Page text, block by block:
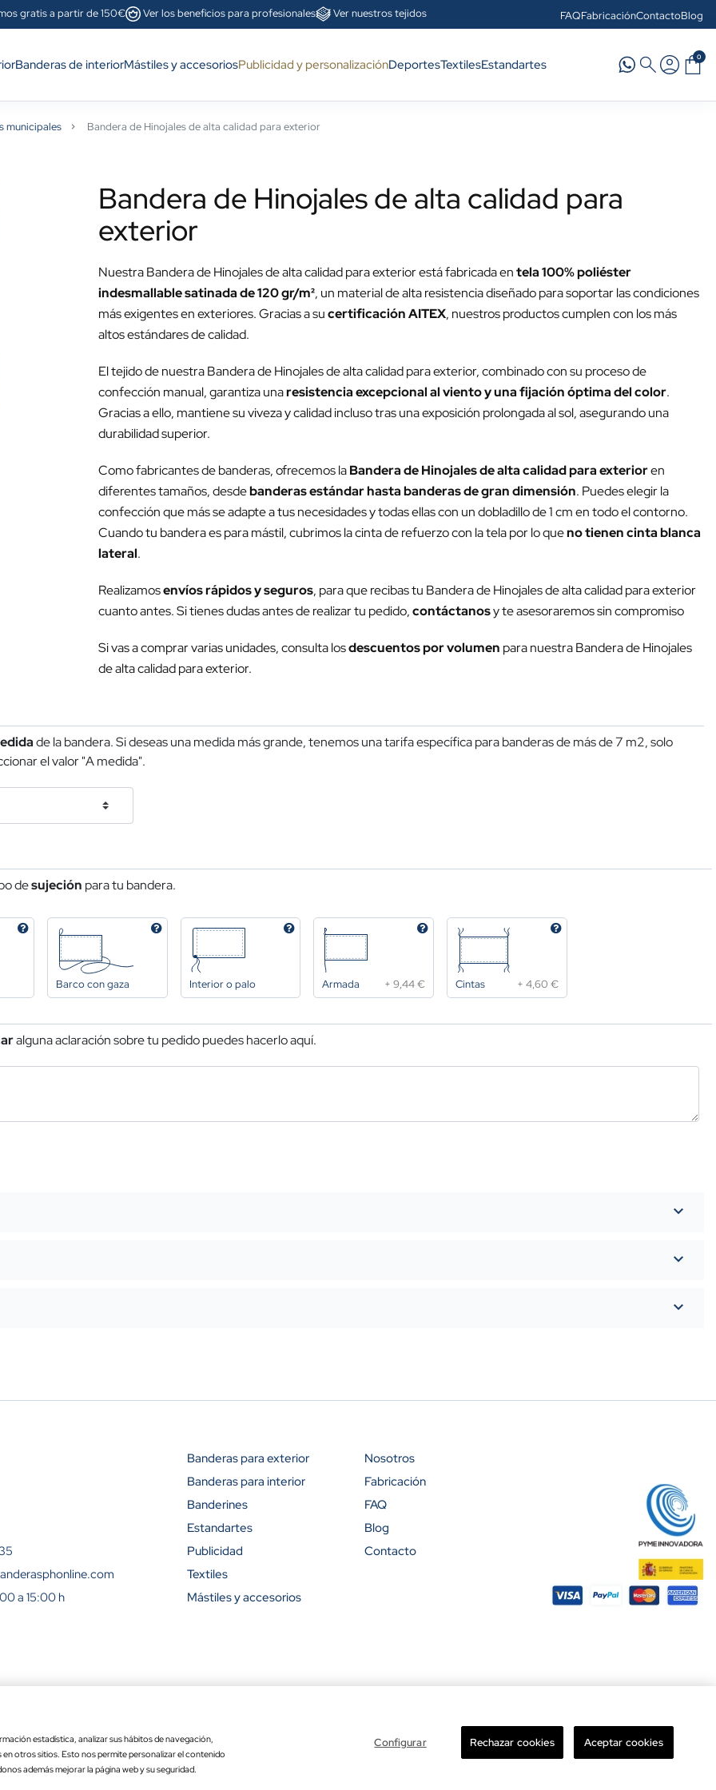
gratis a partir de 150€ Ver los beneficios para profesionales Ver nuestros tejidos FAQFabricaciónContactoBlog
Banderas de interiorMástiles y accesoriosPublicidad y personalizaciónDeportesTextilesEstandartes 0
municipales Bandera de Hinojales de alta calidad para exterior
Bandera de Hinojales de alta calidad para
exterior
Nuestra Bandera de Hinojales de alta calidad para exterior está fabricada entela 100% poliéster
indesmallable satinada de 120 gr/m², un material de alta resistencia diseñado para soportar las condiciones
más exigentes en exteriores. Gracias a sucertificación AITEX, nuestros productos cumplen con los más
altos estándares de calidad.
El tejido de nuestra Bandera de Hinojales de alta calidad para exterior, combinado con su proceso de
confección manual, garantiza unaresistencia excepcional al viento y una fijación óptima del color.
Gracias a ello, mantiene su viveza y calidad incluso tras una exposición prolongada al sol, asegurando una
durabilidad superior.
Como fabricantes de banderas, ofrecemos laBandera de Hinojales de alta calidad para exterioren
diferentes tamaños, desdebanderas estándar hasta banderas de gran dimensión. Puedes elegir la
confección que más se adapte a tus necesidades y todas ellas con un dobladillo de 1 cm en todo el contorno.
Cuando tu bandera es para mástil, cubrimos la cinta de refuerzo con la tela por lo queno tienen cinta blanca
lateral.
Realizamosenvíos rápidos y seguros, para que recibas tu Bandera de Hinojales de alta calidad para exterior
cuanto antes. Si tienes dudas antes de realizar tu pedido,contáctanosy te asesoraremos sin compromiso
Si vas a comprar varias unidades, consulta losdescuentos por volumen para nuestra Bandera de Hinojales
de alta calidad para exterior.
de la bandera. Si deseas una medida más grande, tenemos una tarifa específica para banderas de más de 7 m2, solo
el valor "A medida".
desujeción para tu bandera.
Barco con gaza Interior o palo Armada +9,44 € Cintas +4,60 €
alguna aclaración sobre tu pedido puedes hacerlo aquí.
exterior: 15 x 25 cm
Precio por unidad
11.60 €
Total
+ Añadir al carrito
Descuento (%)
31%
a 15:00 h
Banderas para exterior
Banderas para interior
Banderines
Estandartes
Publicidad
Textiles
Mástiles y accesorios
Nosotros
Fabricación
FAQ
Blog
Contacto
estadística, analizar sus hábitos de navegación,
otros sitios. Esto nos permite personalizar el contenido
además mejorar la página web y su seguridad.
Configurar Rechazar cookies Aceptar cookies